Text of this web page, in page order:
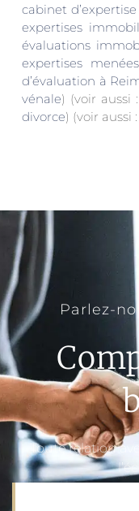
cabinet
expertises
évaluations
expertises
d’évaluation à
vénale) (voir aussi :
divorce) (voir aussi :
Parlez-
Toute relation